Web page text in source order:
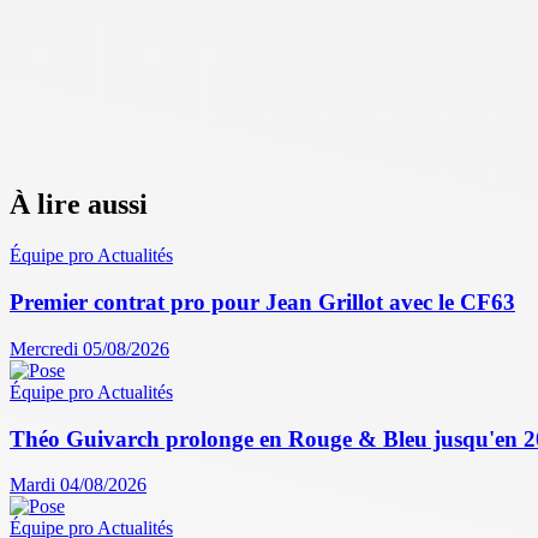
À lire aussi
Équipe pro Actualités
Premier contrat pro pour Jean Grillot avec le CF63
Mercredi 05/08/2026
Équipe pro Actualités
Théo Guivarch prolonge en Rouge & Bleu jusqu'en
Mardi 04/08/2026
Équipe pro Actualités